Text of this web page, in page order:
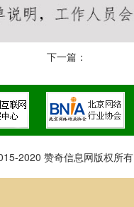
下一篇：
2020 赞奇信息网版权所有